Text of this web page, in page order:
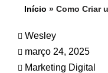
Início » Como Criar
Wesley
março 24, 2025
Marketing Digital